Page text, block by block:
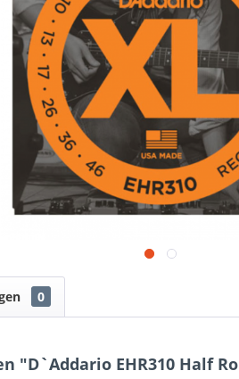
0
"D`Addario EHR310 Half